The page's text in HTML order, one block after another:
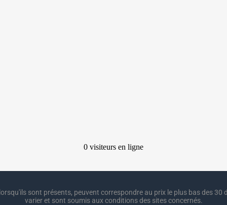
sont présents, peuvent correspondre au prix le plus bas des 30
varier et sont soumis aux conditions des sites concernés.